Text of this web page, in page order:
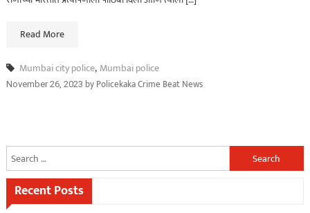
Read More
Mumbai city police, Mumbai police
November 26, 2023 byPolicekaka Crime Beat News
Search
for:
Recent Posts